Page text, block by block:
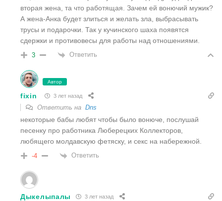
вторая жена, та что работящая. Зачем ей вонючий мужик?
А жена-Анка будет злиться и желать зла, выбрасывать
трусы и подарочки. Так у кучинского шаха появятся
сдержки и противовесы для работы над отношениями.
3 Ответить
Автор
fixin 3 лет назад
Ответить на Dns
некоторые бабы любят чтобы было вонюче, послушай
песенку про работника Люберецких Коллекторов,
любящего молдавскую фетяску, и секс на набережной.
-4 Ответить
Дыкелыпалы 3 лет назад